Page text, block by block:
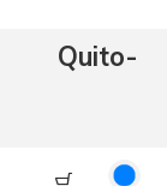
Quito-